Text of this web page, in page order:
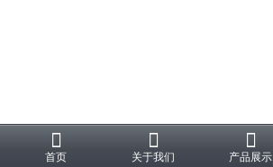
首页 关于我们 产品展示